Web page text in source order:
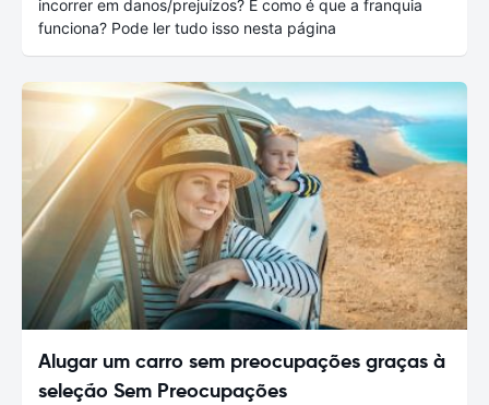
incorrer em danos/prejuízos? E como é que a franquia
funciona? Pode ler tudo isso nesta página
Alugar um carro sem preocupações graças à
seleção Sem Preocupações